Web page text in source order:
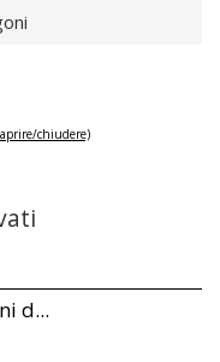
chiudere)
d...